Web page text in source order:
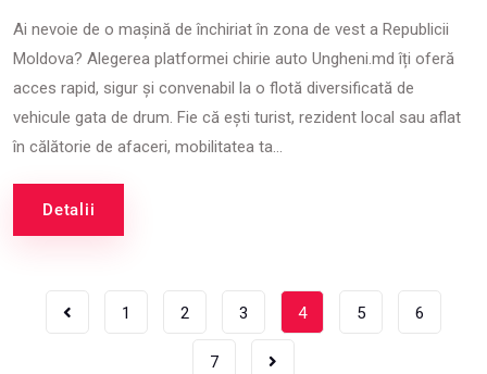
Ai nevoie de o mașină de închiriat în zona de vest a Republicii
Moldova? Alegerea platformei chirie auto Ungheni.md îți oferă
acces rapid, sigur și convenabil la o flotă diversificată de
vehicule gata de drum. Fie că ești turist, rezident local sau aflat
în călătorie de afaceri, mobilitatea ta...
Detalii
1 2 3 4 5 6
7